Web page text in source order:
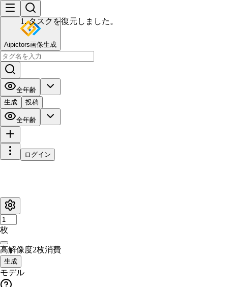
Aipictors画像生成
全年齢
生成
投稿
全年齢
ログイン
枚
高解像度2枚消費
生成
モデル